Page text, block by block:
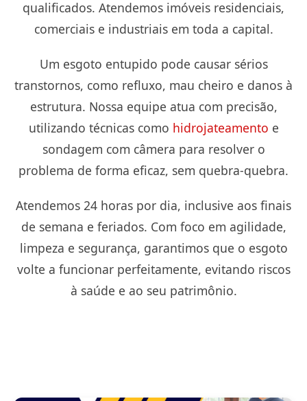
qualificados. Atendemos imóveis residenciais,
comerciais e industriais em toda a capital.
Um esgoto entupido pode causar sérios
transtornos, como refluxo, mau cheiro e danos à
estrutura. Nossa equipe atua com precisão,
utilizando técnicas como hidrojateamento e
sondagem com câmera para resolver o
problema de forma eficaz, sem quebra-quebra.
Atendemos 24 horas por dia, inclusive aos finais
de semana e feriados. Com foco em agilidade,
limpeza e segurança, garantimos que o esgoto
volte a funcionar perfeitamente, evitando riscos
à saúde e ao seu patrimônio.